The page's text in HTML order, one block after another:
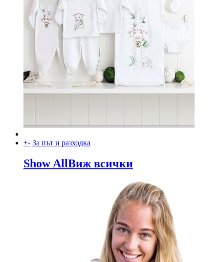
+- За път и разходка
Show AllВиж всички